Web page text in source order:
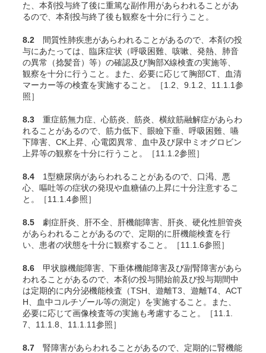
た、本剤投与終了後に重篤な副作用があらわれることがあ
るので、本剤投与終了後も観察を十分に行うこと。
8.2 間質性肺疾患があらわれることがあるので、本剤の投
与にあたっては、臨床症状（呼吸困難、咳嗽、発熱、肺音
の異常（捻髪音）等）の確認及び胸部X線検査の実施等、
観察を十分に行うこと。また、必要に応じて胸部CT、血清
マーカー等の検査を実施すること。［1.2、9.1.2、11.1.1参
照］
8.3 重症筋無力症、心筋炎、筋炎、横紋筋融解症があらわ
れることがあるので、筋力低下、眼瞼下垂、呼吸困難、嚥
下障害、CK上昇、心電図異常、血中及び尿中ミオグロビン
上昇等の観察を十分に行うこと。［11.1.2参照］
8.4 1型糖尿病があらわれることがあるので、口渇、悪
心、嘔吐等の症状の発現や血糖値の上昇に十分注意するこ
と。［11.1.4参照］
8.5 劇症肝炎、肝不全、肝機能障害、肝炎、硬化性胆管炎
があらわれることがあるので、定期的に肝機能検査を行
い、患者の状態を十分に観察すること。［11.1.6参照］
8.6 甲状腺機能障害、下垂体機能障害及び副腎障害があら
われることがあるので、本剤の投与開始前及び投与期間中
は定期的に内分泌機能検査（TSH、遊離T3、遊離T4、ACT
H、血中コルチゾール等の測定）を実施すること。また、
必要に応じて画像検査等の実施も考慮すること。［11.1.
7、11.1.8、11.1.11参照］
8.7 腎障害があらわれることがあるので、定期的に腎機能